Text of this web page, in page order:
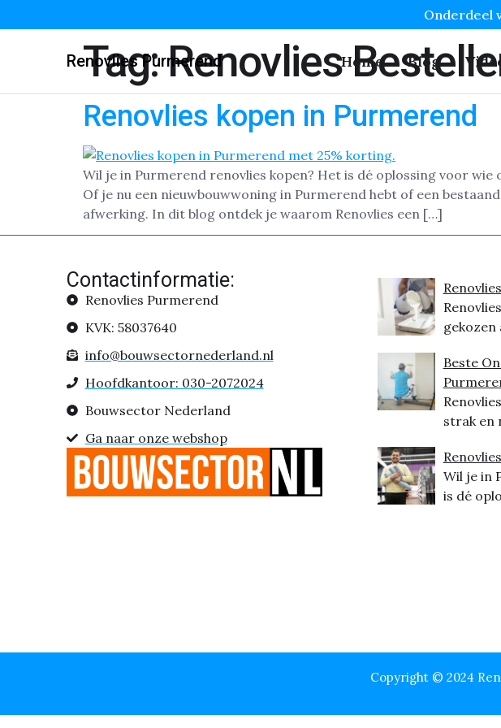
Onderdeel
Renovlies Purmerend Home Blog
Tag:Renovlies
Renovlies kopen in Purmerend
Wil je in Purmerend renovlies kopen? Het is dé oplossing voor
Of je nu een nieuwbouwwoning in Purmerend hebt of een
afwerking. In dit blog ontdek je waarom Renovlies een […]
Contactinformatie:
Renovlies Purmerend
KVK: 58037640
info@bouwsectornederland.nl
Hoofdkantoor: 030-2072024
Bouwsector Nederland
Ga naar onze webshop
gekozen
Beste
strak en
Wil je in
is dé
Copyright © 2024